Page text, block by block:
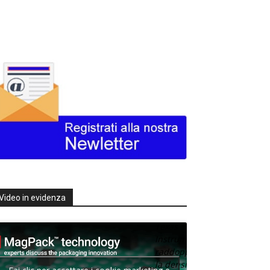
in evidenza
Texas
raddoppia
la densità